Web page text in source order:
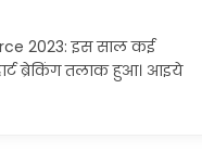
2023: इस साल कई
ब्रेकिंग तलाक हुआ। आइये